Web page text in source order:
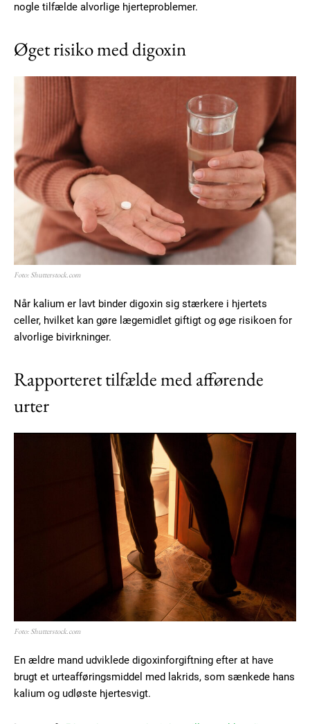
Subscription Plans
Free limited access
Etiam est nibh, lobortis sit
Praesent euismod ac
Ut mollis pellentesque tortor
Nullam eu erat condimentum
Donec quis est ac felis
Orci varius natoque dolor
Member full access
100DKK / year
nogle tilfælde alvorlige hjerteproblemer.
Øget risiko med digoxin
Foto: Shutterstock.com
Når kalium er lavt binder digoxin sig stærkere i hjertets
celler, hvilket kan gøre lægemidlet giftigt og øge risikoen for
alvorlige bivirkninger.
Rapporteret tilfælde med afførende
urter
Foto: Shutterstock.com
En ældre mand udviklede digoxinforgiftning efter at have
brugt et urteafføringsmiddel med lakrids, som sænkede hans
kalium og udløste hjertesvigt.